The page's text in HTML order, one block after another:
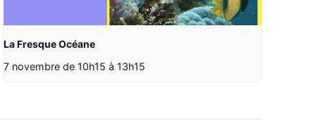
La Fresque Océane
7 novembre de 10h15 à 13h15